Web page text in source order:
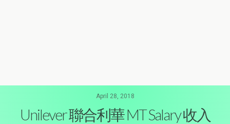
April 28, 2018
Unilever 聯合利華 MT Salary 收入